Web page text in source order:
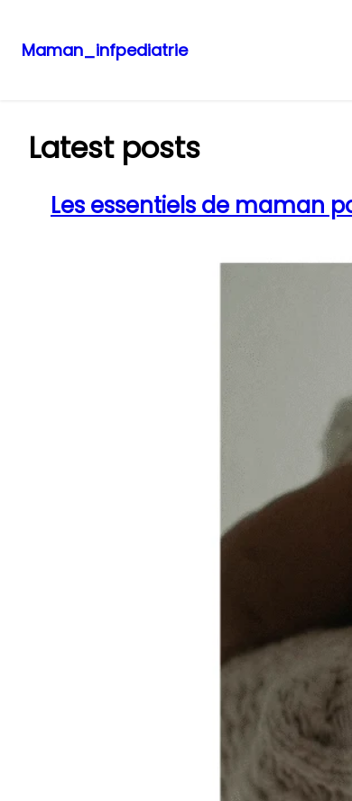
Maman_infpediatrie
Latest posts
Les essentiels de maman